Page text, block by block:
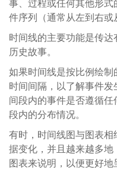
事、过程或任何其他形
件序列（通常从左到右或
时间线的主要功能是传
历史故事。
如果时间线是按比例绘
时间间隔，以了解事件
间段内的事件是否遵循
段内的分布情况。
有时，时间线图与图表
据变化，并且越来越多
图表来说明，以便更好地